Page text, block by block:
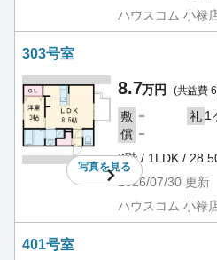
ハウスコム 小禄
303号室
写真を見る
8.7万円 (共益費
敷 － 礼 1
償 －
3階 / 1LDK /
2026/07/30 更新
ハウスコム 小禄
401号室